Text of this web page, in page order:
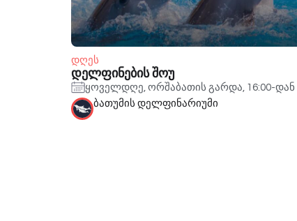
დღეს
დელფინების შოუ
ყოველდღე, ორშაბათის გარდა, 16:00-დან
ბათუმის დელფინარიუმი